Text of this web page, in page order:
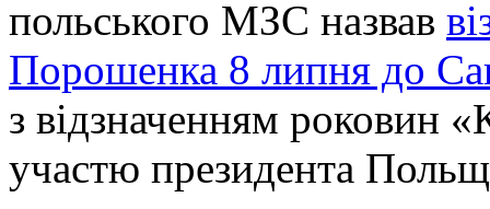
польського МЗС назвав
Порошенка 8 липня до
з відзначенням роковин
участю президента